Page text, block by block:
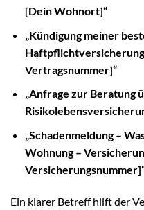
[Dein Wohnort]“
„Kündigung meiner
Vertragsnummer]“
„Anfrage zur Beratung
„Schadenmeldung –
Wohnung –
Ein klarer Betreff hilft der